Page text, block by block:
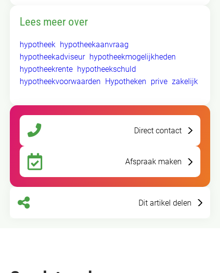
Lees meer over
hypotheek hypotheekaanvraag
hypotheekadviseur hypotheekmogelijkheden
hypotheekrente hypotheekschuld
hypotheekvoorwaarden Hypotheken prive zakelijk
Direct contact
Afspraak maken
Dit artikel delen